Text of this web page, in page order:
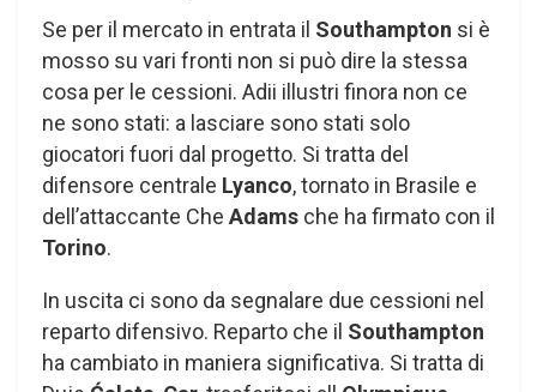
Se per il mercato in entrata il Southampton si è
mosso su vari fronti non si può dire la stessa
cosa per le cessioni. Adii illustri finora non ce
ne sono stati: a lasciare sono stati solo
giocatori fuori dal progetto. Si tratta del
difensore centrale Lyanco, tornato in Brasile e
dell’attaccante Che Adams che ha firmato con il
Torino.
In uscita ci sono da segnalare due cessioni nel
reparto difensivo. Reparto che il Southampton
ha cambiato in maniera significativa. Si tratta di